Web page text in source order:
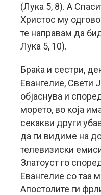
(Лука 5, 8). А
Христос му
те направам да
Лука 5, 10).
Браќа и сестри,
Евангелие, Свети
објаснува и
морето, во која
секакви други
да ги видиме на
телевизиски
Златоуст го
Евангелие со таа
Апостолите ги